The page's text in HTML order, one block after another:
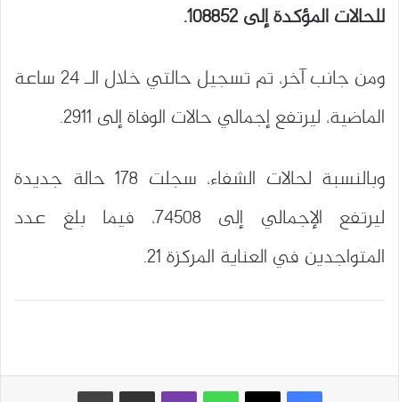
للحالات المؤكدة إلى 108852.
ومن جانب آخر، تم تسجيل حالتي خلال الـ 24 ساعة
الماضية، ليرتفع إجمالي حالات الوفاة إلى 2911.
وبالنسبة لحالات الشفاء، سجلت 178 حالة جديدة
ليرتفع الإجمالي إلى 74508، فيما بلغ عدد
المتواجدين في العناية المركزة 21.
واتساب مشاركة عبر البريد